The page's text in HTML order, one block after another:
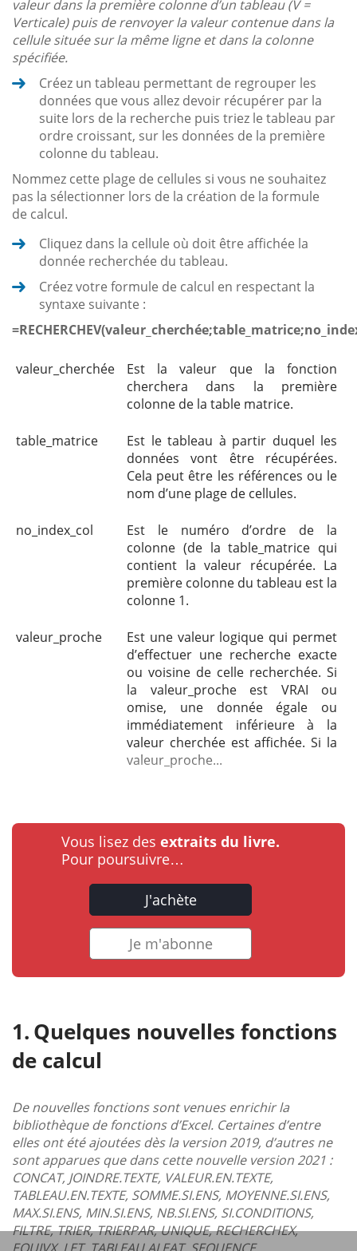
valeur dans la première colonne d’un tableau (V =
Verticale) puis de renvoyer la valeur contenue dans la
cellule située sur la même ligne et dans la colonne
spécifiée.
Créez un tableau permettant de regrouper les
données que vous allez devoir récupérer par la
suite lors de la recherche puis triez le tableau par
ordre croissant, sur les données de la première
colonne du tableau.
Nommez cette plage de cellules si vous ne souhaitez
pas la sélectionner lors de la création de la formule
de calcul.
Cliquez dans la cellule où doit être affichée la
donnée recherchée du tableau.
Créez votre formule de calcul en respectant la
syntaxe suivante :
valeur_cherchée
Est la valeur que la fonction
cherchera dans la première
colonne de la table matrice.
table_matrice
Est le tableau à partir duquel les
données vont être récupérées.
Cela peut être les références ou le
nom d’une plage de cellules.
no_index_col
Est le numéro d’ordre de la
colonne (de la table_matrice qui
contient la valeur récupérée. La
première colonne du tableau est la
colonne 1.
valeur_proche
Est une valeur logique qui permet
d’effectuer une recherche exacte
ou voisine de celle recherchée. Si
la valeur_proche est VRAI ou
omise, une donnée égale ou
immédiatement inférieure à la
valeur cherchée est affichée. Si la
valeur_proche...
Vous lisez des extraits du livre.
Pour poursuivre…
J'achète
Je m'abonne
Quelques nouvelles fonctions
de calcul
De nouvelles fonctions sont venues enrichir la
bibliothèque de fonctions d’Excel. Certaines d’entre
elles ont été ajoutées dès la version 2019, d’autres ne
sont apparues que dans cette nouvelle version 2021 :
CONCAT, JOINDRE.TEXTE, VALEUR.EN.TEXTE,
TABLEAU.EN.TEXTE, SOMME.SI.ENS, MOYENNE.SI.ENS,
MAX.SI.ENS, MIN.SI.ENS, NB.SI.ENS, SI.CONDITIONS,
FILTRE, TRIER, TRIERPAR, UNIQUE, RECHERCHEX,
EQUIVX, LET, TABLEAU.ALEAT, SEQUENCE.